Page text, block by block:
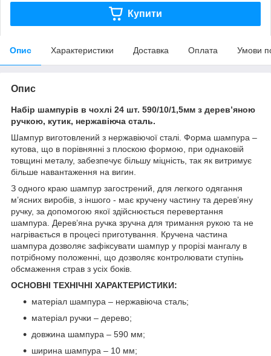
Купити
Опис Характеристики Доставка Оплата Умови
Опис
Набір шампурів в чохлі 24 шт. 590/10/1,5мм з дерев’яною
ручкою, кутик, нержавіюча сталь.
Шампур виготовлений з нержавіючої сталі. Форма шампура –
кутова, що в порівнянні з плоскою формою, при однаковій
товщині металу, забезпечує більшу міцність, так як витримує
більше навантаження на вигин.
З одного краю шампур загострений, для легкого одягання
м’ясних виробів, з іншого - має кручену частину та дерев’яну
ручку, за допомогою якої здійснюється перевертання
шампура. Дерев’яна ручка зручна для тримання рукою та не
нагрівається в процесі приготування. Кручена частина
шампура дозволяє зафіксувати шампур у прорізі мангалу в
потрібному положенні, що дозволяє контролювати ступінь
обсмаження страв з усіх боків.
ОСНОВНІ ТЕХНІЧНІ ХАРАКТЕРИСТИКИ:
матеріал шампура – нержавіюча сталь;
матеріал ручки – дерево;
довжина шампура – 590 мм;
ширина шампура – 10 мм;